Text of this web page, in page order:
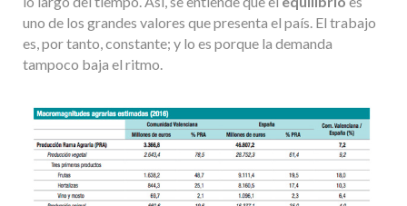
uno de los grandes valores que presenta el país. El trabajo
es, por tanto, constante; y lo es porque la demanda
tampoco baja el ritmo.